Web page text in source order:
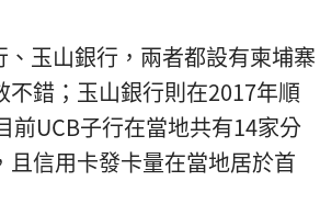
玉山銀行，兩者都設有柬埔寨
錯；玉山銀行則在2017年順
前UCB子行在當地共有14家分
信用卡發卡量在當地居於首